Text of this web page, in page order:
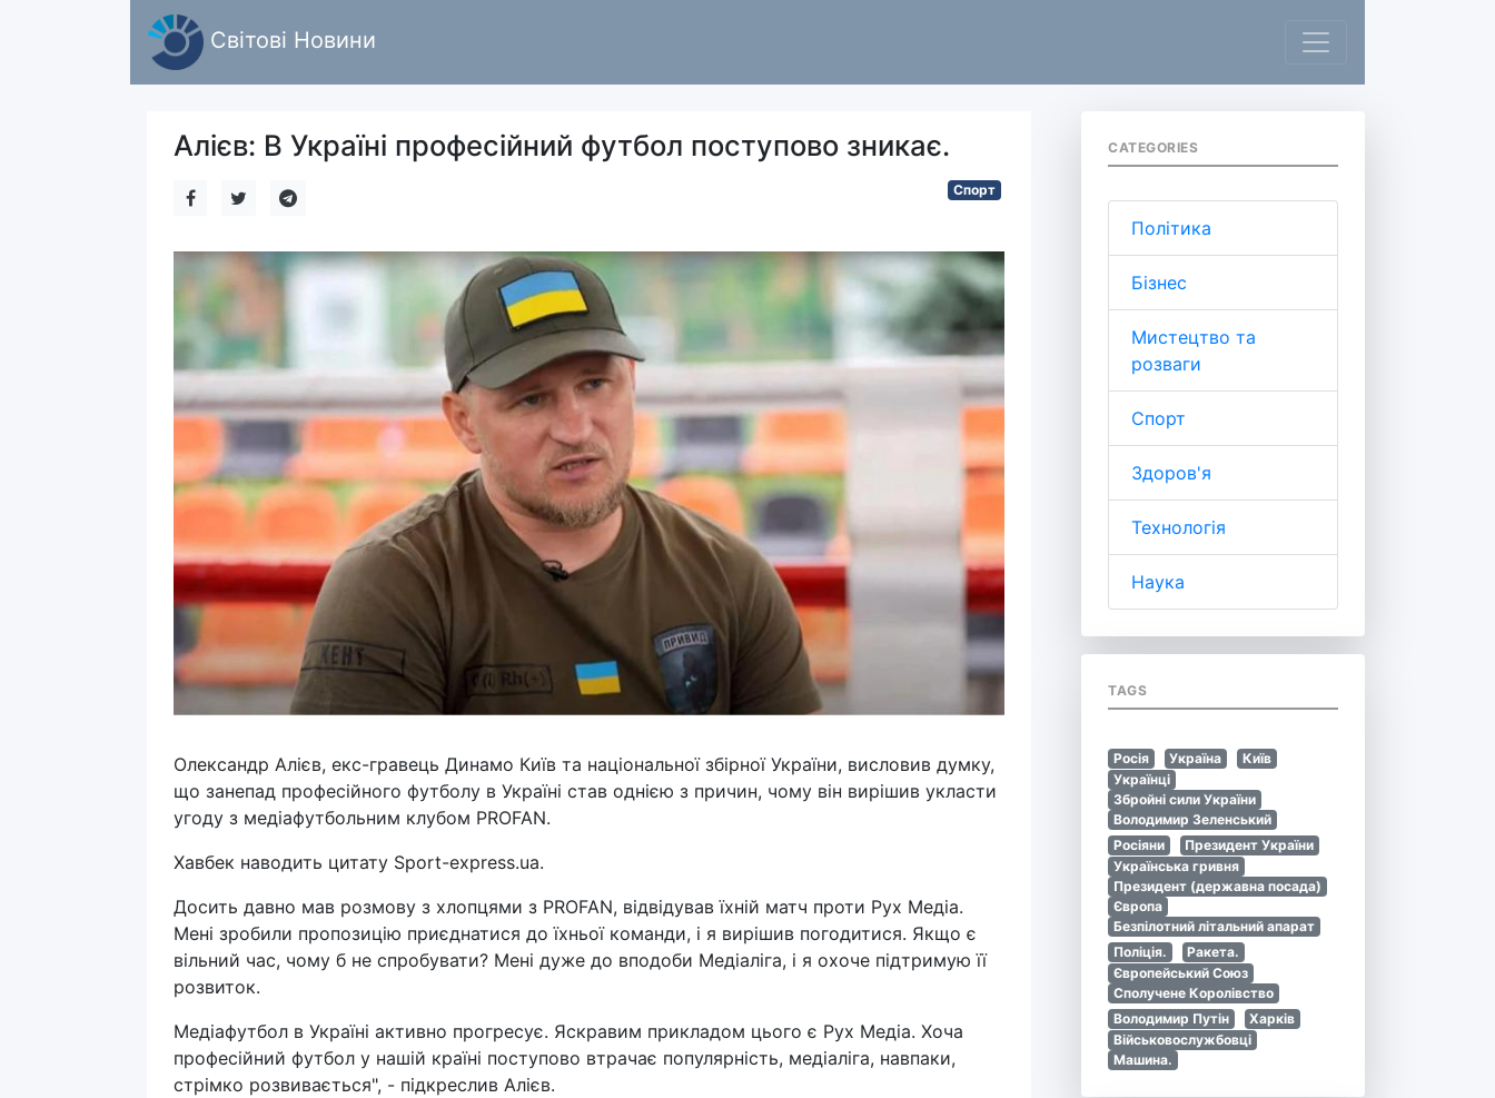
Світові Новини
Алієв: В Україні професійний футбол поступово зникає.
Спорт
Олександр Алієв, екс-гравець Динамо Київ та національної збірної України, висловив думку,
що занепад професійного футболу в Україні став однією з причин, чому він вирішив укласти
угоду з медіафутбольним клубом PROFAN.
Хавбек наводить цитату Sport-express.ua.
Досить давно мав розмову з хлопцями з PROFAN, відвідував їхній матч проти Рух Медіа.
Мені зробили пропозицію приєднатися до їхньої команди, і я вирішив погодитися. Якщо є
вільний час, чому б не спробувати? Мені дуже до вподоби Медіаліга, і я охоче підтримую її
розвиток.
Медіафутбол в Україні активно прогресує. Яскравим прикладом цього є Рух Медіа. Хоча
професійний футбол у нашій країні поступово втрачає популярність, медіаліга, навпаки,
стрімко розвивається", - підкреслив Алієв.
CATEGORIES
Політика
Бізнес
Мистецтво та
розваги
Спорт
Здоров'я
Технологія
Наука
TAGS
Росія Україна
Київ
Українці
Збройні сили України
Володимир Зеленський
Росіяни
Президент України
Українська гривня
Президент (державна посада)
Європа
Безпілотний літальний апарат
Поліція.
Ракета.
Європейський Союз
Сполучене Королівство
Володимир Путін
Харків
Військовослужбовці
Машина.